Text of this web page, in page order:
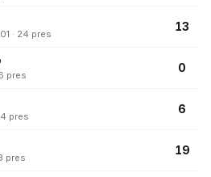
· 24 pres
13
pres
0
pres
6
pres
19